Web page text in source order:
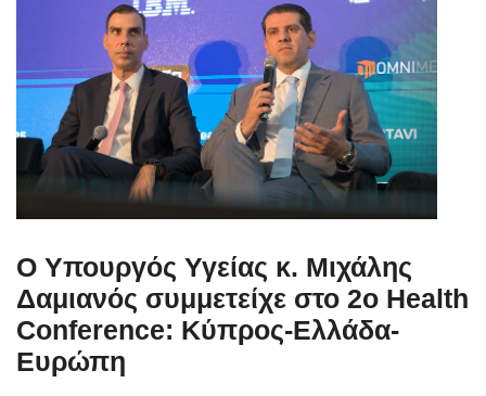
Ο Υπουργός Υγείας κ. Μιχάλης
Δαμιανός συμμετείχε στο 2ο Health
Conference: Κύπρος-Ελλάδα-
Ευρώπη